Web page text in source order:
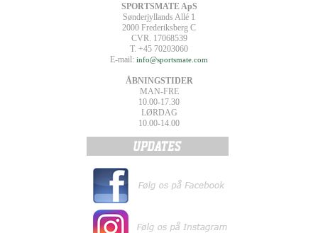
SPORTSMATE ApS
Sønderjyllands Allé 1
2000 Frederiksberg C
CVR. 17068539
T. +45 70203060
E-mail: info@sportsmate.com
ÅBNINGSTIDER
MAN-FRE
10.00-17.30
LØRDAG
10.00-14.00